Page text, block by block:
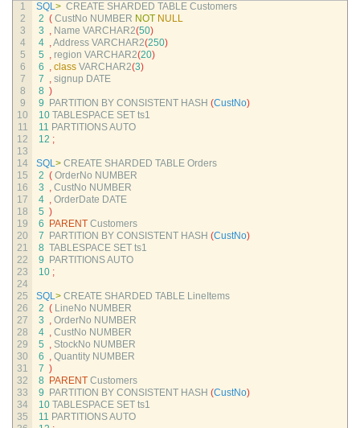
1
2
3
4
5
6
7
8
9
10
11
12
13
14
15
16
17
18
19
20
21
22
23
24
25
26
27
28
29
30
31
32
33
34
35
SQL> CREATE SHARDED TABLE Customers
2 ( CustNo NUMBER NOT NULL
3 , Name VARCHAR2(50)
4 ,Address VARCHAR2(250)
5 , region VARCHAR2(20)
6 , class VARCHAR2(3)
7 , signup DATE
8 )
9
PARTITION BY CONSISTENT HASH (CustNo)
10 TABLESPACE SET ts1
11 PARTITIONS AUTO
12 ;
SQL> CREATE SHARDED TABLE Orders
2 ( OrderNo NUMBER
3 , CustNo NUMBER
4 , OrderDate DATE
5 )
6
PARENT Customers
7
PARTITION BY CONSISTENT HASH (CustNo)
8 TABLESPACE SET ts1
9
PARTITIONS AUTO
10 ;
SQL> CREATE SHARDED TABLE LineItems
2 ( LineNo NUMBER
3 , OrderNo NUMBER
4 , CustNo NUMBER
5 , StockNo NUMBER
6 , Quantity NUMBER
7 )
8 PARENT Customers
9
PARTITION BY CONSISTENT HASH (CustNo)
10 TABLESPACE SET ts1
11 PARTITIONS AUTO